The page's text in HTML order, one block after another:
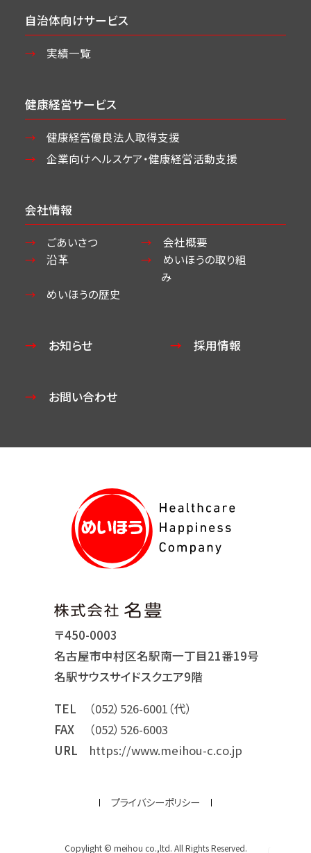
自治体向けサービス
実績一覧
健康経営サービス
健康経営優良法人取得支援
企業向けヘルスケア・健康経営活動支援
会社情報
ごあいさつ
会社概要
沿革
めいほうの取り組
み
めいほうの歴史
お知らせ 採用情報
お問い合わせ
〒450-0003
名古屋市中村区名駅南一丁目21番19号
名駅サウスサイドスクエア9階
TEL
（052）526-6001（代）
FAX
（052）526-6003
URL
https://www.meihou-c.co.jp
プライバシーポリシー
Copylight © meihou co.,ltd. All Rights Reserved.